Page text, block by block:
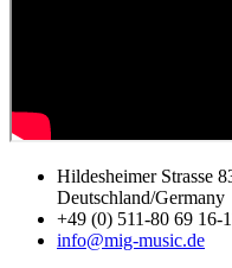
Hildesheimer Strasse
Deutschland/Germany
+49 (0) 511-80 69 16-
info@mig-music.de